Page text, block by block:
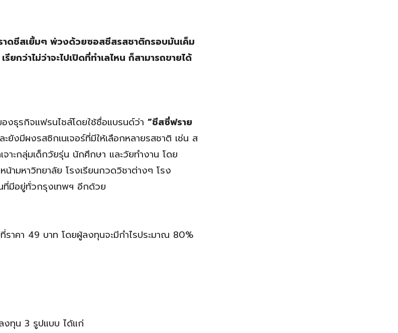
าดชีสเยิ้มๆ พ่วงด้วยซอสชีสรสชาติกรอบมันเค็ม
กว่าไม่ว่าจะไปเปิดที่ทำเลไหน ก็สามารถขายได้
ธุรกิจแฟรนไชส์โดยใช้ชื่อแบรนด์ว่า “ชีสซี่ฟราย
ยังมีผงรสซิกเนเจอร์ที่มีให้เลือกหลายรสชาติ เช่น ส
าะกลุ่มเด็กวัยรุ่น นักศึกษา และวัยทำงาน โดย
น้ามหาวิทยาลัย โรงเรียนกวดวิชาต่างๆ โรง
ที่มีอยู่ทั่วกรุงเทพฯ อีกด้วย
ราคา 49 บาท โดยผู้ลงทุนจะมีกำไรประมาณ 80%
งทุน 3 รูปแบบ ได้แก่